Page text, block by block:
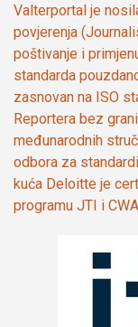
Valterportal je
povjerenja
poštivanje i
standarda
zasnovan na ISO
Reportera bez
međunarodnih
odbora za
kuća Deloitte je
programu JTI i